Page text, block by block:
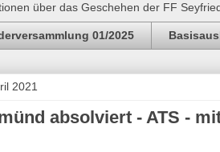
über das Geschehen der FF
01/2025
2021
absolviert - ATS -